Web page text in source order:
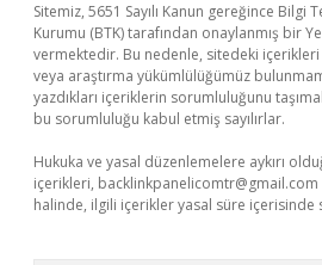
Sitemiz, 5651 Sayılı Kanun gereğince Bilgi
Kurumu (BTK) tarafından onaylanmış bir
vermektedir. Bu nedenle, sitedeki
veya araştırma yükümlülüğümüz
yazdıkları içeriklerin sorumluluğunu
bu sorumluluğu kabul etmiş sayılırlar.
Hukuka ve yasal düzenlemelere aykırı
içerikleri, backlinkpanelicomtr@gmail.com
halinde, ilgili içerikler yasal süre içerisinde